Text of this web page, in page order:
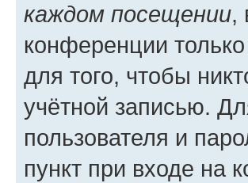
каждом посещении,
конференции
для того, чтобы
учётной записью.
пользователя и
пункт при входе на